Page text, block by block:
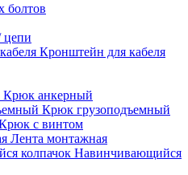
болтов
цепи
Кронштейн для кабеля
Крюк анкерный
Крюк грузоподъемный
с винтом
Лента монтажная
Навинчивающийся